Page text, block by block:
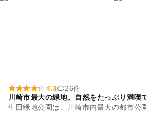
4.3
26件
川崎市最大の緑地。自然をたっぷり満喫
生田緑地公園は、川崎市内最大の都市公